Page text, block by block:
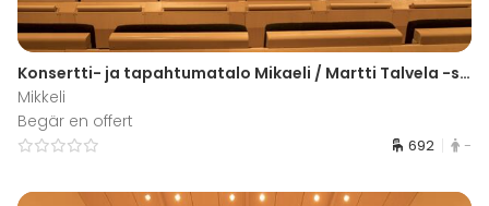
Konsertti- ja tapahtumatalo Mikaeli / Martti Talvela -sali
Mikkeli
Begär en offert
692 -